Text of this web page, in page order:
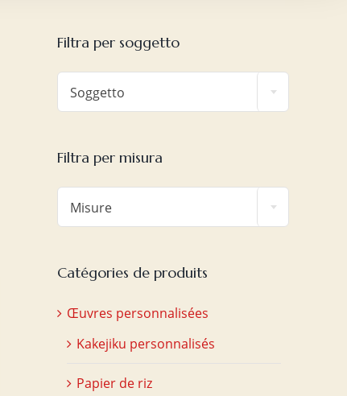
Filtra per soggetto
Soggetto
Filtra per misura
Misure
Catégories de produits
Œuvres personnalisées
Kakejiku personnalisés
Papier de riz